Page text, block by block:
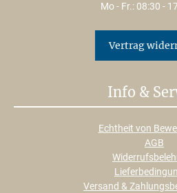
Mo - Fr.: 08:30 -
Vertrag
Info &
Echtheit von
AGB
Versand &